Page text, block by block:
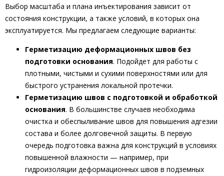
Выбор масштаба и плана инъектирования зависит от
состояния конструкции, а также условий, в которых она
эксплуатируется. Мы предлагаем следующие варианты:
Герметизацию деформационных швов без
подготовки основания. Подойдет для работы с
плотными, чистыми и сухими поверхностями или для
быстрого устранения локальной протечки.
Герметизацию швов с подготовкой и обработкой
основания. В большинстве случаев необходима
очистка и обеспыливание швов для повышения адгезии
состава и более долговечной защиты. В первую
очередь подготовка важна для конструкций в условиях
повышенной влажности — например, при
гидроизоляции деформационных швов в подземных